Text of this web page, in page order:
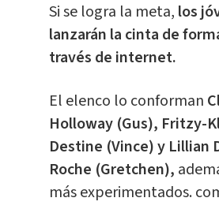
Si se logra la meta, los
lanzarán la cinta de
través de internet.
El elenco lo conforman
Holloway (Gus), Fritzy-
Destine (Vince) y Lillian
Roche (Gretchen),
más experimentados.